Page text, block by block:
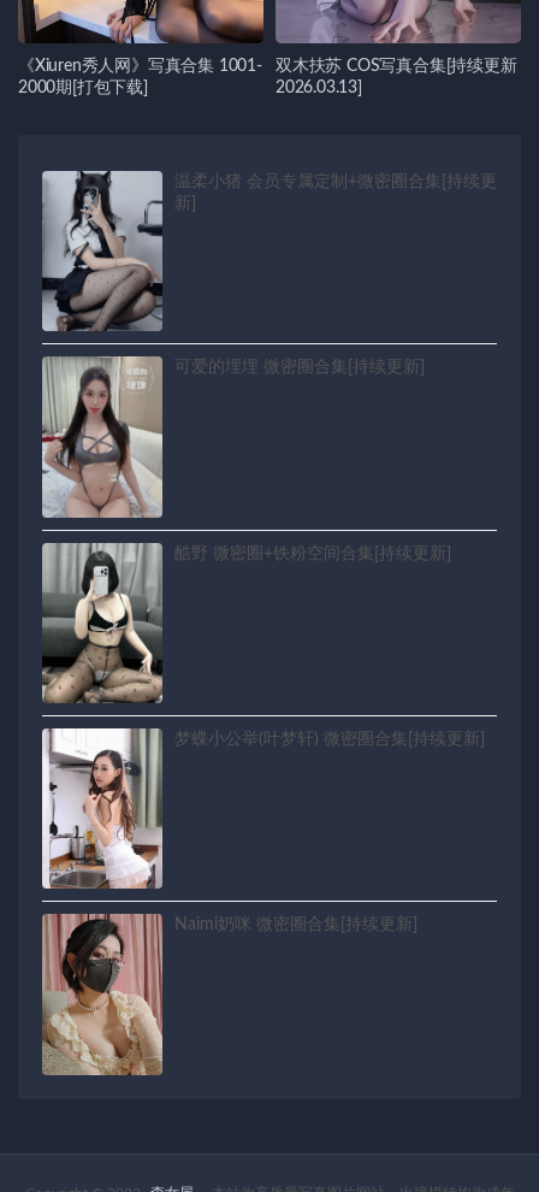
《Xiuren秀人网》写真合集 1001-
2000期[打包下载]
双木扶苏 COS写真合集[持续更新
2026.03.13]
温柔小猪 会员专属定制+微密圈合集[持续更
新]
可爱的埋埋 微密圈合集[持续更新]
酷野 微密圈+铁粉空间合集[持续更新]
梦蝶小公举(叶梦轩) 微密圈合集[持续更新]
Naimi奶咪 微密圈合集[持续更新]